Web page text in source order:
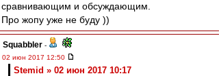
сравнивающим и обсуждающим.
Про жопу уже не буду ))
Squabbler -
02 июн 2017 12:50
Stemid » 02 июн 2017 10:17